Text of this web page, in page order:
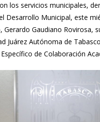
los servicios municipales,
Desarrollo Municipal, este
Gerardo Gaudiano Rovirosa,
Juárez Autónoma de
de Colaboración